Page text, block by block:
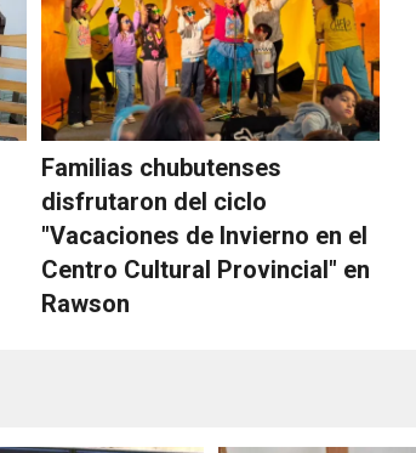
Familias chubutenses
disfrutaron del ciclo
"Vacaciones de Invierno en el
Centro Cultural Provincial" en
Rawson